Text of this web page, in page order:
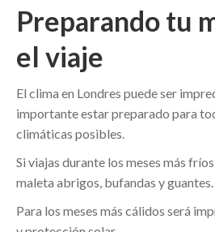
Preparando tu
el viaje
El clima en Londres puede ser
importante estar preparado para
climáticas posibles.
Si viajas durante los meses más
maleta abrigos, bufandas y guantes.
Para los meses más cálidos será